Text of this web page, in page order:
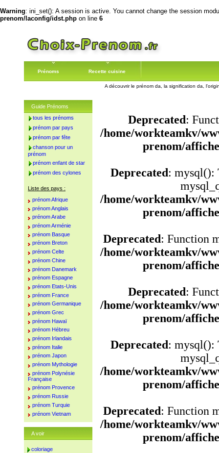
Warning: ini_set(): A session is active. You cannot change the session
prenom/laconfig/idst.php on line 6
Prénoms Recette cuisine
A découvrir le prénom da, la signification da,
Deprecated:
/home/workteamkv/
prenom/
Deprecated: mysql():
/home/workteamkv/
prenom/
Deprecated: Function
/home/workteamkv/
prenom/
Deprecated:
/home/workteamkv/
prenom/
Deprecated: mysql():
/home/workteamkv/
prenom/
Deprecated: Function
/home/workteamkv/
prenom/
Guide Prénoms
tous les prénoms
prénom par pays
prénom par fête
chanson pour un
prénom
prénom enfant de star
prénom des cylones
Liste des pays :
prénom Afrique
prénom Anglais
prénom Arabe
prénom Arménie
prénom Basque
prénom Breton
prénom Celte
prénom Chine
prénom Danemark
prénom Espagne
prénom Etats-Unis
prénom France
prénom Germanique
prénom Grec
prénom Hawaï
prénom Hébreu
prénom Irlandais
prénom Italie
prénom Japon
prénom Mythologie
prénom Polynésie
Française
prénom Provence
prénom Russie
prénom Turquie
prénom Vietnam
A voir
coloriage